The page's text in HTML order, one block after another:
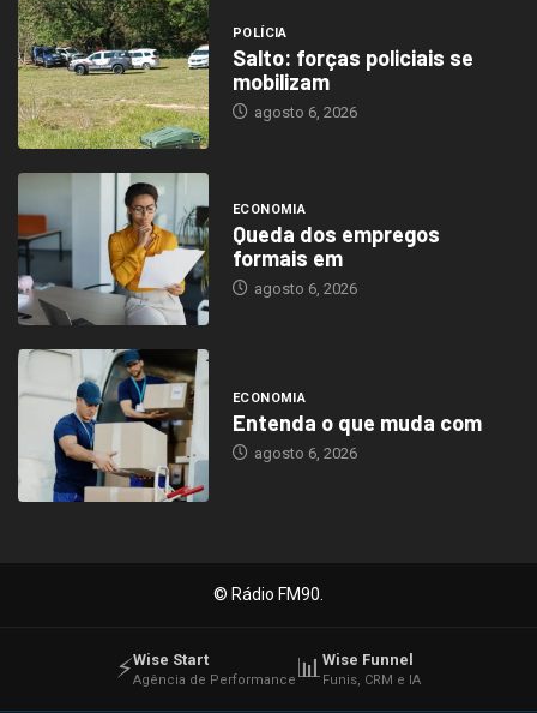
POLÍCIA
Salto: forças policiais se
mobilizam
agosto 6, 2026
ECONOMIA
Queda dos empregos
formais em
agosto 6, 2026
ECONOMIA
Entenda o que muda com
agosto 6, 2026
© Rádio FM90.
⚡Wise Start
Agência de Performance 📊Wise Funnel
Funis, CRM e IA